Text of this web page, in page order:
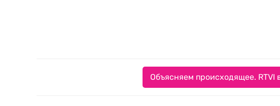
Объясняем происходящее. RTVI